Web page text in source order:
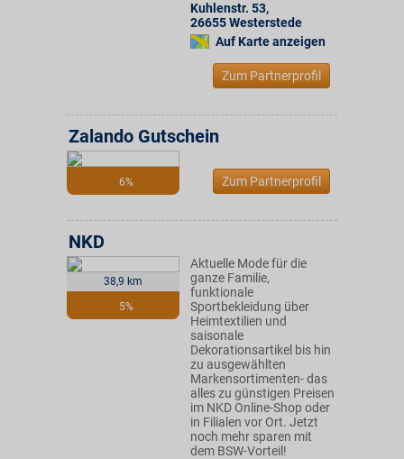
Kuhlenstr. 53,
26655Westerstede
Auf Karte anzeigen
Zum Partnerprofil
6%
Zalando Gutschein
Zum Partnerprofil
38,9 km
5%
NKD
Aktuelle Mode für die
ganze Familie,
funktionale
Sportbekleidung über
Heimtextilien und
saisonale
Dekorationsartikel bis hin
zu ausgewählten
Markensortimenten- das
alles zu günstigen Preisen
im NKD Online-Shop oder
in Filialen vor Ort. Jetzt
noch mehr sparen mit
dem BSW-Vorteil!